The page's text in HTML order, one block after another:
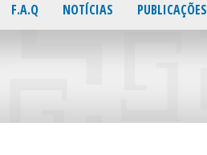
F.A.Q NOTÍCIAS PUBLICAÇÕES